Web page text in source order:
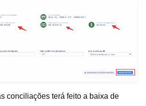
conciliações terá feito a baixa de